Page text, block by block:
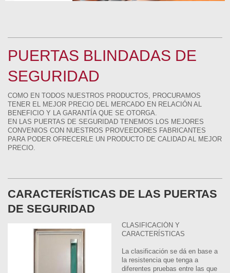
PUERTAS BLINDADAS DE
SEGURIDAD
COMO EN TODOS NUESTROS PRODUCTOS, PROCURAMOS
TENER EL MEJOR PRECIO DEL MERCADO EN RELACIÓN AL
BENEFICIO Y LA GARANTÍA QUE SE OTORGA.
EN LAS PUERTAS DE SEGURIDAD TENEMOS LOS MEJORES
CONVENIOS CON NUESTROS PROVEEDORES FABRICANTES
PARA PODER OFRECERLE UN PRODUCTO DE CALIDAD AL MEJOR
PRECIO.
CARACTERÍSTICAS DE LAS PUERTAS
DE SEGURIDAD
CLASIFICACIÓN Y
CARACTERÍSTICAS
La clasificación se dá en base a
la resistencia que tenga a
diferentes pruebas entre las que